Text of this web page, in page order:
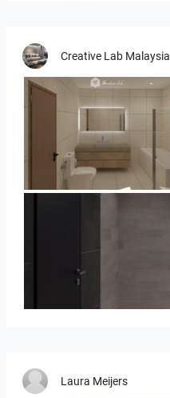
Creative Lab Malaysia
UMI_BATHROOM
Laura Meijers